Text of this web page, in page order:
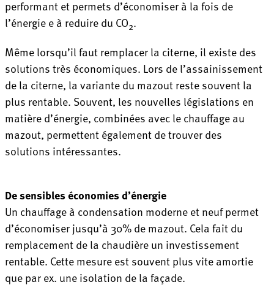
performant et permets d’économiser à la fois de
l’énergie e à reduire du CO2.
Même lorsqu’il faut remplacer la citerne, il existe des
solutions très économiques. Lors de l’assainissement
de la citerne, la variante du mazout reste souvent la
plus rentable. Souvent, les nouvelles législations en
matière d’énergie, combinées avec le chauffage au
mazout, permettent également de trouver des
solutions intéressantes.
De sensibles économies d’énergie
Un chauffage à condensation moderne et neuf permet
d’économiser jusqu’à 30% de mazout. Cela fait du
remplacement de la chaudière un investissement
rentable. Cette mesure est souvent plus vite amortie
que par ex. une isolation de la façade.